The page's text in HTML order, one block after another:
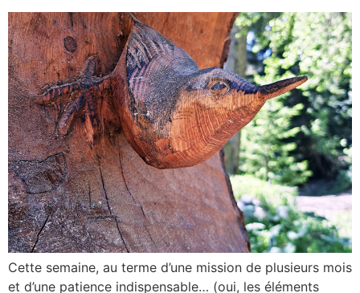
Cette semaine, au terme d’une mission de plusieurs mois
et d’une patience indispensable… (oui, les éléments